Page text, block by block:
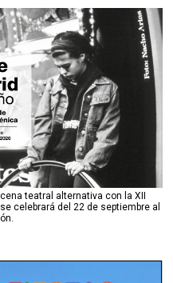
teatral alternativa con la XII
celebrará del 22 de septiembre al